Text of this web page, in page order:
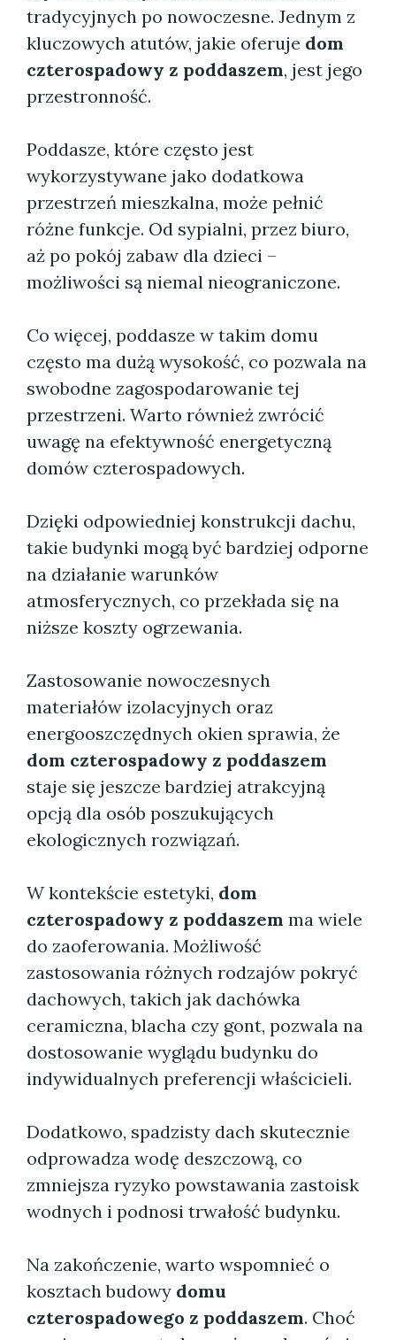
tradycyjnych po nowoczesne. Jednym z
kluczowych atutów, jakie oferuje dom
czterospadowy z poddaszem, jest jego
przestronność.
Poddasze, które często jest
wykorzystywane jako dodatkowa
przestrzeń mieszkalna, może pełnić
różne funkcje. Od sypialni, przez biuro,
aż po pokój zabaw dla dzieci –
możliwości są niemal nieograniczone.
Co więcej, poddasze w takim domu
często ma dużą wysokość, co pozwala na
swobodne zagospodarowanie tej
przestrzeni. Warto również zwrócić
uwagę na efektywność energetyczną
domów czterospadowych.
Dzięki odpowiedniej konstrukcji dachu,
takie budynki mogą być bardziej odporne
na działanie warunków
atmosferycznych, co przekłada się na
niższe koszty ogrzewania.
Zastosowanie nowoczesnych
materiałów izolacyjnych oraz
energooszczędnych okien sprawia, że
dom czterospadowy z poddaszem
staje się jeszcze bardziej atrakcyjną
opcją dla osób poszukujących
ekologicznych rozwiązań.
W kontekście estetyki, dom
czterospadowy z poddaszem ma wiele
do zaoferowania. Możliwość
zastosowania różnych rodzajów pokryć
dachowych, takich jak dachówka
ceramiczna, blacha czy gont, pozwala na
dostosowanie wyglądu budynku do
indywidualnych preferencji właścicieli.
Dodatkowo, spadzisty dach skutecznie
odprowadza wodę deszczową, co
zmniejsza ryzyko powstawania zastoisk
wodnych i podnosi trwałość budynku.
Na zakończenie, warto wspomnieć o
kosztach budowy domu
czterospadowego z poddaszem. Choć